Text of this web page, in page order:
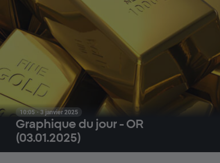
10:05 · 3 janvier 2025
Graphique du jour - OR
(03.01.2025)